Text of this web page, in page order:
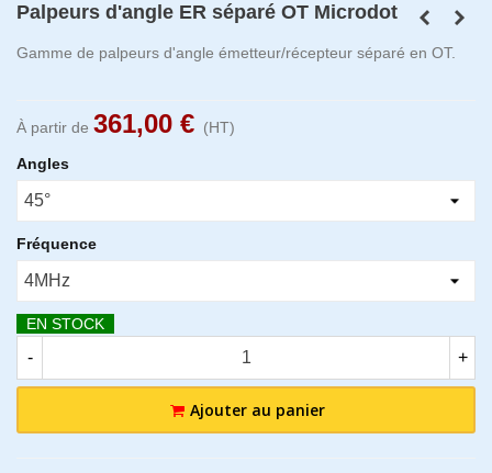
Palpeurs d'angle ER séparé OT Microdot
Gamme de palpeurs d'angle émetteur/récepteur séparé en OT.
À partir de 361,00 € (HT)
Angles
Fréquence
EN STOCK
- +
Ajouter au panier